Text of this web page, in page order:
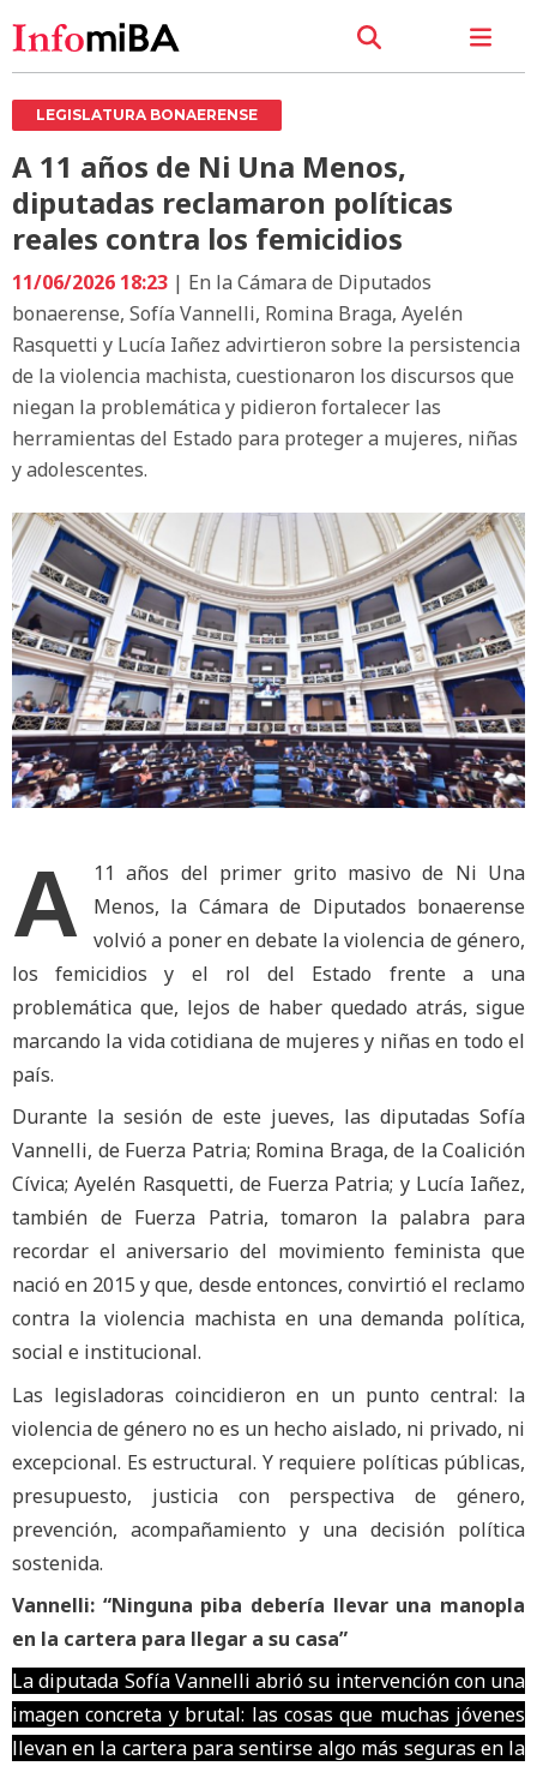
LEGISLATURA BONAERENSE
A 11 años de Ni Una Menos,
diputadas reclamaron políticas
reales contra los femicidios
11/06/2026 18:23 | En la Cámara de Diputados
bonaerense, Sofía Vannelli, Romina Braga, Ayelén
Rasquetti y Lucía Iañez advirtieron sobre la persistencia
de la violencia machista, cuestionaron los discursos que
niegan la problemática y pidieron fortalecer las
herramientas del Estado para proteger a mujeres, niñas
y adolescentes.
A
11 años del primer grito masivo de Ni Una
Menos, la Cámara de Diputados bonaerense
volvió a poner en debate la violencia de género,
los femicidios y el rol del Estado frente a una
problemática que, lejos de haber quedado atrás, sigue
marcando la vida cotidiana de mujeres y niñas en todo el
país.
Durante la sesión de este jueves, las diputadas Sofía
Vannelli, de Fuerza Patria; Romina Braga, de la Coalición
Cívica; Ayelén Rasquetti, de Fuerza Patria; y Lucía Iañez,
también de Fuerza Patria, tomaron la palabra para
recordar el aniversario del movimiento feminista que
nació en 2015 y que, desde entonces, convirtió el reclamo
contra la violencia machista en una demanda política,
social e institucional.
Las legisladoras coincidieron en un punto central: la
violencia de género no es un hecho aislado, ni privado, ni
excepcional. Es estructural. Y requiere políticas públicas,
presupuesto, justicia con perspectiva de género,
prevención, acompañamiento y una decisión política
sostenida.
Vannelli: “Ninguna piba debería llevar una manopla
en la cartera para llegar a su casa”
La diputada Sofía Vannelli abrió su intervención con una
imagen concreta y brutal: las cosas que muchas jóvenes
llevan en la cartera para sentirse algo más seguras en la